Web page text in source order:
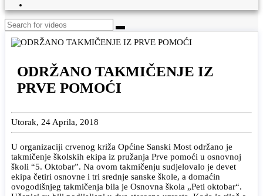
ODRŽANO TAKMIČENJE IZ
PRVE POMOĆI
Utorak, 24 Aprila, 2018
U organizaciji crvenog križa Općine Sanski Most održano je
takmičenje školskih ekipa iz pružanja Prve pomoći u osnovnoj
školi “5. Oktobar”. Na ovom takmičenju sudjelovalo je devet
ekipa četiri osnovne i tri srednje sanske škole, a domaćin
ovogodišnjeg takmičenja bila je Osnovna škola „Peti oktobar“.